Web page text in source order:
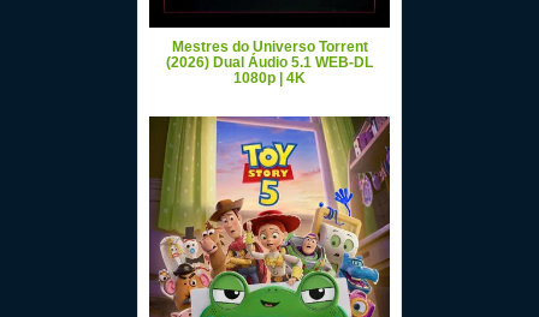
Mestres do Universo Torrent
(2026) Dual Áudio 5.1 WEB-DL
1080p | 4K